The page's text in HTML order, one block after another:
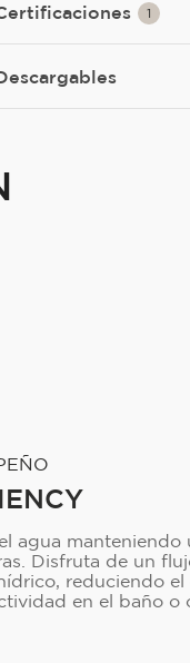
1
agua manteniendo
Disfruta de un
reduciendo
en el baño o